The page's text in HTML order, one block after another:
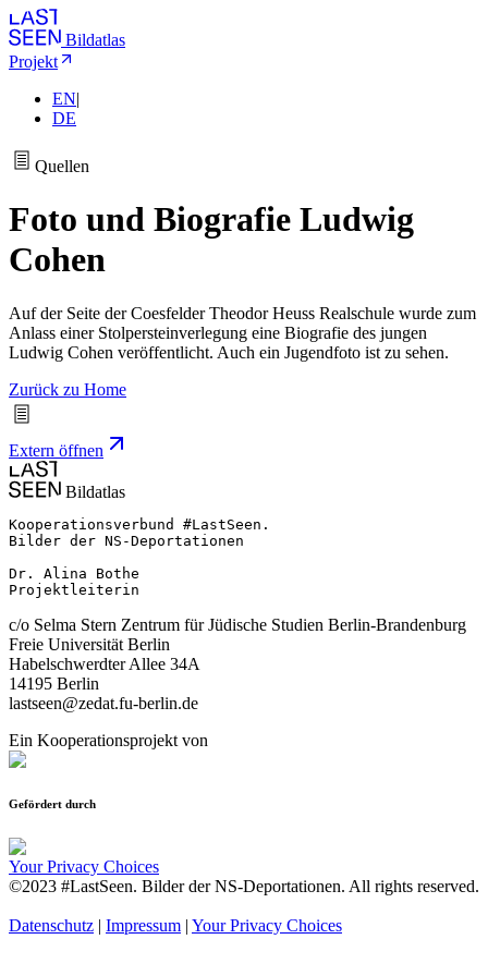
Bildatlas
Projekt
EN|
DE
Quellen
Foto und Biografie Ludwig
Cohen
Auf der Seite der Coesfelder Theodor Heuss Realschule wurde zum
Anlass einer Stolpersteinverlegung eine Biografie des jungen
Ludwig Cohen veröffentlicht. Auch ein Jugendfoto ist zu sehen.
Zurück zu Home
Extern öffnen
Bildatlas
Kooperationsverbund #LastSeen.
Bilder der NS-Deportationen
Dr. Alina Bothe
Projektleiterin
c/o Selma Stern Zentrum für Jüdische Studien Berlin-Brandenburg
Freie Universität Berlin
Habelschwerdter Allee 34A
14195 Berlin
lastseen@zedat.fu-berlin.de
Ein Kooperationsprojekt von
Gefördert durch
Your Privacy Choices
©2023 #LastSeen. Bilder der NS-Deportationen. All rights reserved.
Datenschutz | Impressum | Your Privacy Choices